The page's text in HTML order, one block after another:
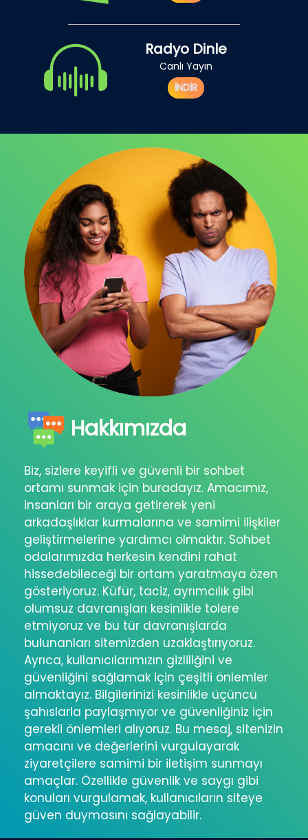
Radyo Dinle
Canlı Yayın
İNDİR
Hakkımızda
Biz, sizlere keyifli ve güvenli bir sohbet
ortamı sunmak için buradayız. Amacımız,
insanları bir araya getirerek yeni
arkadaşlıklar kurmalarına ve samimi ilişkiler
geliştirmelerine yardımcı olmaktır. Sohbet
odalarımızda herkesin kendini rahat
hissedebileceği bir ortam yaratmaya özen
gösteriyoruz. Küfür, taciz, ayrımcılık gibi
olumsuz davranışları kesinlikle tolere
etmiyoruz ve bu tür davranışlarda
bulunanları sitemizden uzaklaştırıyoruz.
Ayrıca, kullanıcılarımızın gizliliğini ve
güvenliğini sağlamak için çeşitli önlemler
almaktayız. Bilgilerinizi kesinlikle üçüncü
şahıslarla paylaşmıyor ve güvenliğiniz için
gerekli önlemleri alıyoruz. Bu mesaj, sitenizin
amacını ve değerlerini vurgulayarak
ziyaretçilere samimi bir iletişim sunmayı
amaçlar. Özellikle güvenlik ve saygı gibi
konuları vurgulamak, kullanıcıların siteye
güven duymasını sağlayabilir.